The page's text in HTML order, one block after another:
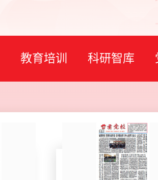
教育培训 科研智库